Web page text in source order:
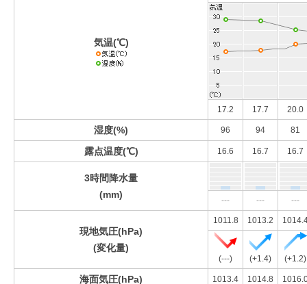
気温(℃)
17.2 17.7 20.0
湿度(%) 96 94 81
露点温度(℃) 16.6 16.7 16.7
3時間降水量
(mm)
--- --- ---
現地気圧(hPa)
(変化量)
1011.8 1013.2
(---) (+1.4) (+1.2)
海面気圧(hPa) 1013.4 1014.8